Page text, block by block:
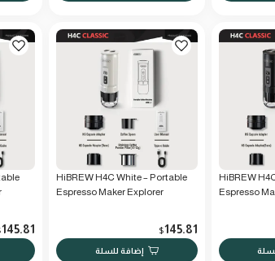
HiBREW
Espresso
HiBREW H4C White – Portable
Espresso Maker Explorer
145.81
$
إضافة للسلة
145.81